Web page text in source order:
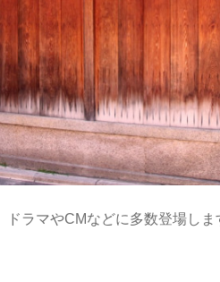
ラマやCMなどに多数登場しま